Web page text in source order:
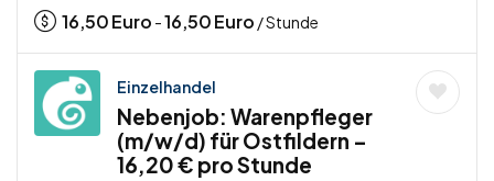
16,50Euro -16,50Euro / Stunde
Einzelhandel
Nebenjob: Warenpfleger
(m/w/d) für Ostfildern –
16,20 € pro Stunde